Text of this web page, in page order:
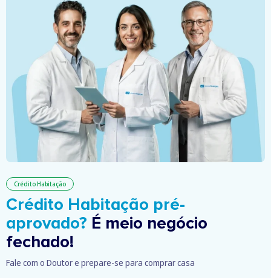
Crédito Habitação
Crédito Habitação pré-
aprovado? É meio negócio
fechado!
Fale com o Doutor e prepare-se para comprar casa